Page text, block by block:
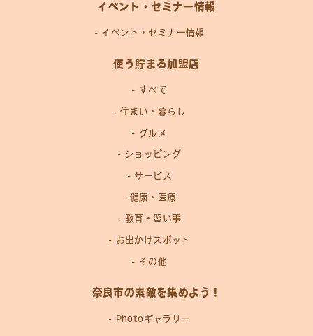
イベント・セミナー情報
イベント・セミナー情報
使う貯まる加盟店
すべて
住まい・暮らし
グルメ
ショッピング
サービス
健康・医療
教育・習い事
お出かけスポット
その他
奈良市の素敵を集めよう！
Photoギャラリー